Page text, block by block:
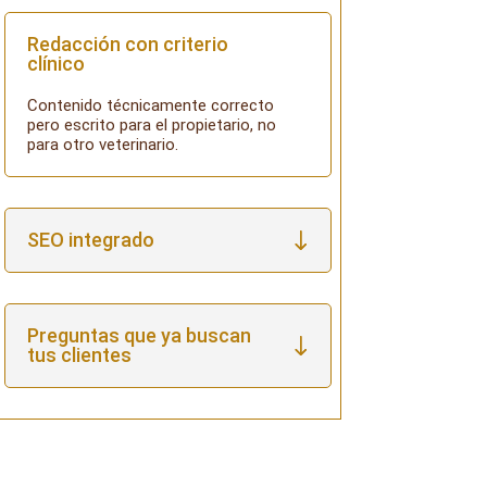
Redacción con criterio
clínico
Contenido técnicamente correcto
pero escrito para el propietario, no
para otro veterinario.
SEO integrado
Preguntas que ya buscan
tus clientes